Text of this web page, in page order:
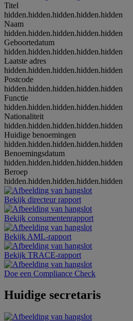
Titel
hidden.hidden.hidden.hidden.hidden
Naam
hidden.hidden.hidden.hidden.hidden
Geboortedatum
hidden.hidden.hidden.hidden.hidden
Laatste adres
hidden.hidden.hidden.hidden.hidden
Postcode
hidden.hidden.hidden.hidden.hidden
Functie
hidden.hidden.hidden.hidden.hidden
Nationaliteit
hidden.hidden.hidden.hidden.hidden
Huidige benoemingen
hidden.hidden.hidden.hidden.hidden
Benoemingsdatum
hidden.hidden.hidden.hidden.hidden
Beroep
hidden.hidden.hidden.hidden.hidden
Bekijk directeur rapport
Bekijk consumentenrapport
Bekijk AML-rapport
Bekijk TRACE-rapport
Doe een Compliance Check
Huidige secretaris